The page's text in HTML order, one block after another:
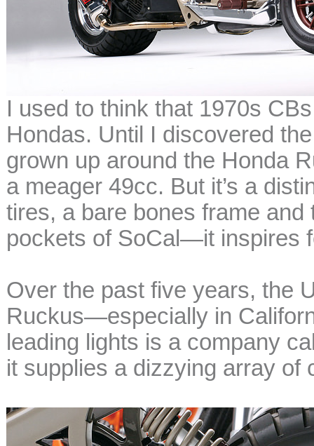
I used to think that 1970s
Hondas. Until I discovered
grown up around the Honda
a meager 49cc. But it’s a
tires, a bare bones frame
pockets of SoCal—it inspires
Over the past five years, the
Ruckus—especially in
leading lights is a company
it supplies a dizzying array of